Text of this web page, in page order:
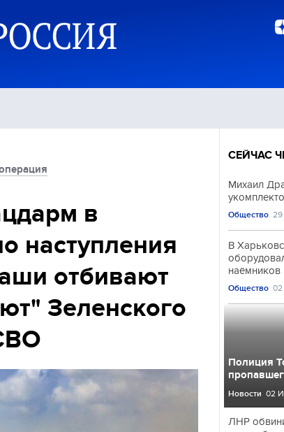
Происшествия
в
наступления
отбивают
Зеленского
СЕЙЧАС
Михаил
Общество
В
наёмников
Общество 02
Полиция
Новости 02
ЛНР